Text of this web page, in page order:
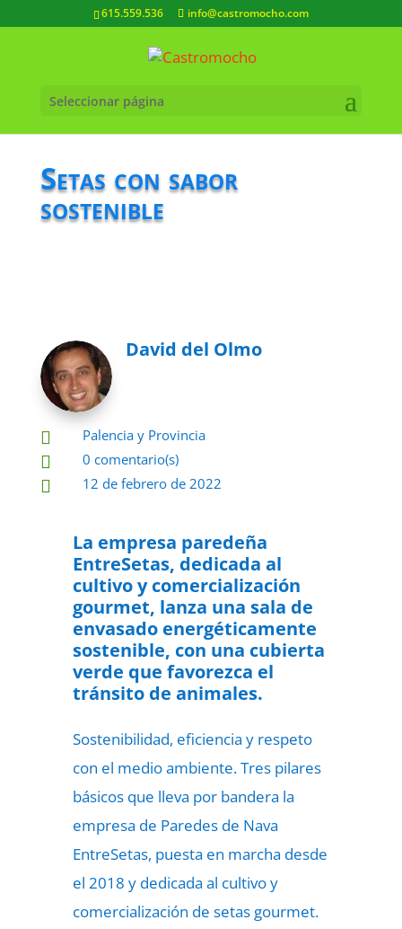
615.559.536 info@castromocho.com
Seleccionar página
Setas con sabor
sostenible
David del Olmo
 Palencia y Provincia
 0 comentario(s)
 12 de febrero de 2022
La empresa paredeña
EntreSetas, dedicada al
cultivo y comercialización
gourmet, lanza una sala de
envasado energéticamente
sostenible, con una cubierta
verde que favorezca el
tránsito de animales.
Sostenibilidad, eficiencia y respeto
con el medio ambiente. Tres pilares
básicos que lleva por bandera la
empresa de Paredes de Nava
EntreSetas, puesta en marcha desde
el 2018 y dedicada al cultivo y
comercialización de setas gourmet.